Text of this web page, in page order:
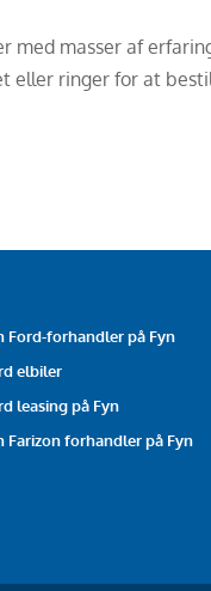
med masser af
eller ringer for at
Ford-forhandler på Fyn
elbiler
leasing på Fyn
Farizon forhandler på Fyn